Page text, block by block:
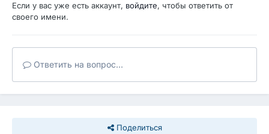
Если у вас уже есть аккаунт, войдите, чтобы ответить от
своего имени.
Ответить на вопрос...
Поделиться